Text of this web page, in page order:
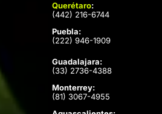
Querétaro:
(442) 216-6744
Puebla:
(222) 946-1909
Guadalajara:
(33) 2736-4388
Monterrey:
(81) 3067-4955